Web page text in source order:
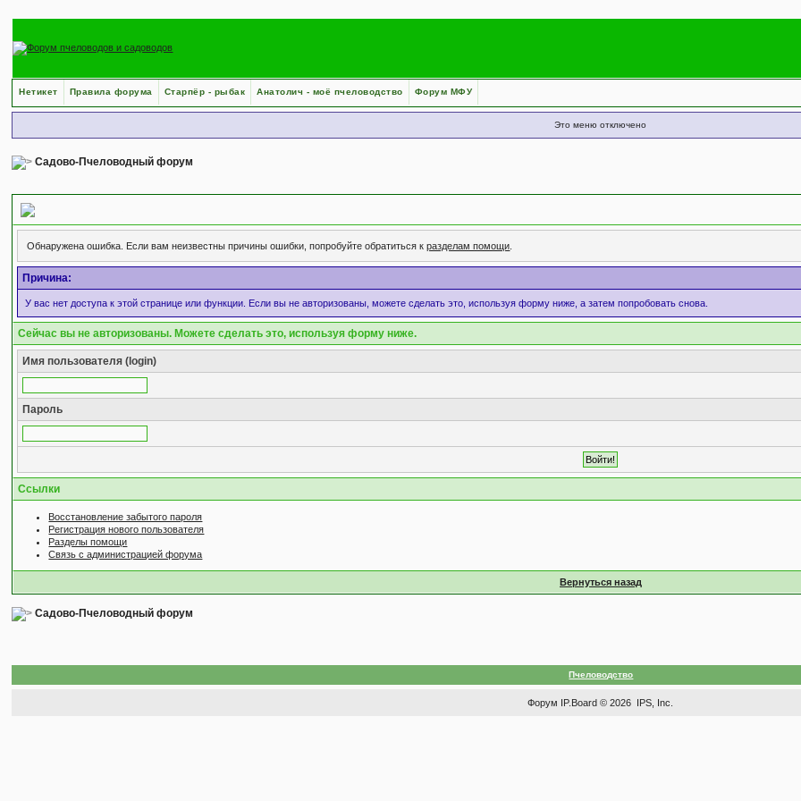
Нетикет Правила форума Старпёр - рыбак Анатолич - моё пчеловодство Форум МФУ
Это меню отключено
Садово-Пчеловодный форум
Обнаружена ошибка. Если вам неизвестны причины ошибки, попробуйте обратиться кразделам помощи
Причина:
У вас нет доступа к этой странице или функции. Если вы не авторизованы, можете сделать это, используя форму ниже, а затем попробовать снова.
Сейчас вы не авторизованы. Можете сделать это, используя форму ниже.
Имя пользователя (login)
Пароль
Ссылки
Восстановление забытого пароля
Регистрация нового пользователя
Разделы помощи
Связь с администрацией форума
Вернуться назад
Садово-Пчеловодный форум
Пчеловодство
Форум IP.Board © 2026 IPS, Inc